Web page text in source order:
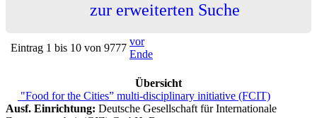
zur erweiterten Suche
Eintrag 1 bis 10 von 9777
vor
Ende
Übersicht
"Food for the Cities” multi-disciplinary initiative (FCIT)
Ausf. Einrichtung: Deutsche Gesellschaft für Internationale